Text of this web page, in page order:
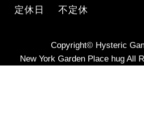
定休日
不定休
Copyright© Hysteric
New York Garden Place hug All